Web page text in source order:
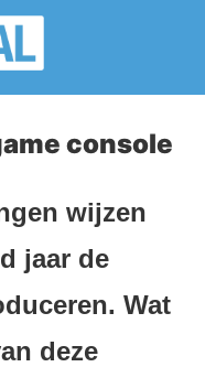
console
wijzen
jaar de
Wat
deze